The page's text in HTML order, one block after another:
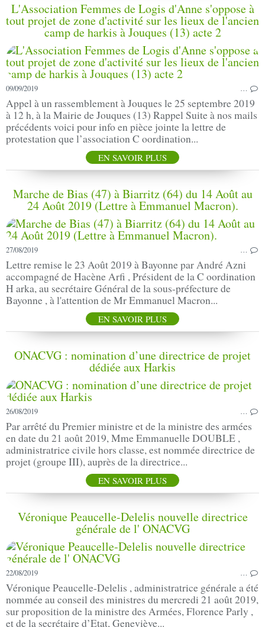
L'Association Femmes de Logis d'Anne s'oppose à
tout projet de zone d'activité sur les lieux de l'ancien
camp de harkis à Jouques (13) acte 2
09/09/2019 …
Appel à un rassemblement à Jouques le 25 septembre 2019
à 12 h, à la Mairie de Jouques (13) Rappel Suite à nos mails
précédents voici pour info en pièce jointe la lettre de
protestation que l’association C oordination...
EN SAVOIR PLUS
Marche de Bias (47) à Biarritz (64) du 14 Août au
24 Août 2019 (Lettre à Emmanuel Macron).
27/08/2019 …
Lettre remise le 23 Août 2019 à Bayonne par André Azni
accompagné de Hacène Arfi , Président de la C oordination
H arka, au secrétaire Général de la sous-préfecture de
Bayonne , à l'attention de Mr Emmanuel Macron...
EN SAVOIR PLUS
ONACVG : nomination d’une directrice de projet
dédiée aux Harkis
26/08/2019 …
Par arrêté du Premier ministre et de la ministre des armées
en date du 21 août 2019, Mme Emmanuelle DOUBLE ,
administratrice civile hors classe, est nommée directrice de
projet (groupe III), auprès de la directrice...
EN SAVOIR PLUS
Véronique Peaucelle-Delelis nouvelle directrice
générale de l' ONACVG
22/08/2019 …
Véronique Peaucelle-Delelis , administratrice générale a été
nommée au conseil des ministres du mercredi 21 août 2019,
sur proposition de la ministre des Armées, Florence Parly ,
et de la secrétaire d’Etat, Geneviève...